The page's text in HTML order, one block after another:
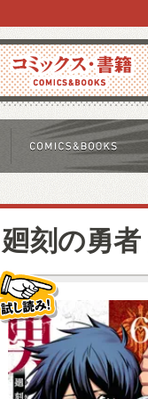
ミックス
廻刻の勇者
読み！